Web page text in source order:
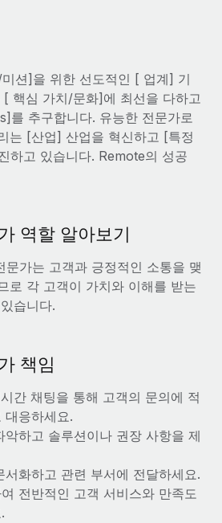
든 AI 도구를 Remote에 연결 가능
로 프로세스를 간소화
수 업무 처리에 전문가 지원 제공
세스 간소화
추적 관리
법적으로 지원
전근
하게 처리
너
을 유연하게 통합
십 기회 탐색
션]을 위한 선도적인 [ 업계] 기
핵심 가치/문화]에 최선을 다하고
를 추구합니다. 유능한 전문가로
는 [산업] 산업을 혁신하고 [특정
하고 있습니다. Remote의 성공
역할 알아보기
문가는 고객과 긍정적인 소통을 맺
로 각 고객이 가치와 이해를 받는
습니다.
책임
간 채팅을 통해 고객의 문의에 적
대응하세요.
악하고 솔루션이나 권장 사항을 제
서화하고 관련 부서에 전달하세요.
전반적인 고객 서비스와 만족도